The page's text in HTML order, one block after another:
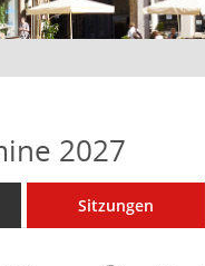
2027
Sitzungen